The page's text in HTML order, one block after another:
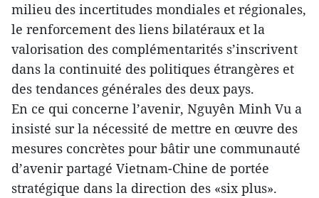
milieu des incertitudes mondiales et régionales,
le renforcement des liens bilatéraux et la
valorisation des complémentarités s’inscrivent
dans la continuité des politiques étrangères et
des tendances générales des deux pays.
En ce qui concerne l’avenir, Nguyên Minh Vu a
insisté sur la nécessité de mettre en œuvre des
mesures concrètes pour bâtir une communauté
d’avenir partagé Vietnam-Chine de portée
stratégique dans la direction des «six plus».